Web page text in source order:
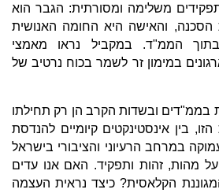
משלימה ומסורתית: הגבר הוא
הסכנה, והאישה היא החומה האנושית
הממ"ד. במקביל נראו מאמצי
במימון זר לשמר בכוח נרטיב של
בממ"דים ובשדות הקרב הן רק תחילתו
בין אינסטינקטים קיומיים להנדסת
במרחב הרעיוני והציבורי בישראל
מהות, זהות ותפקיד. האם אנו עדים
הקלאסית? כיצד נראית העצמה